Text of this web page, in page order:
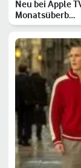
Neu bei Apple
Monatsüberb…